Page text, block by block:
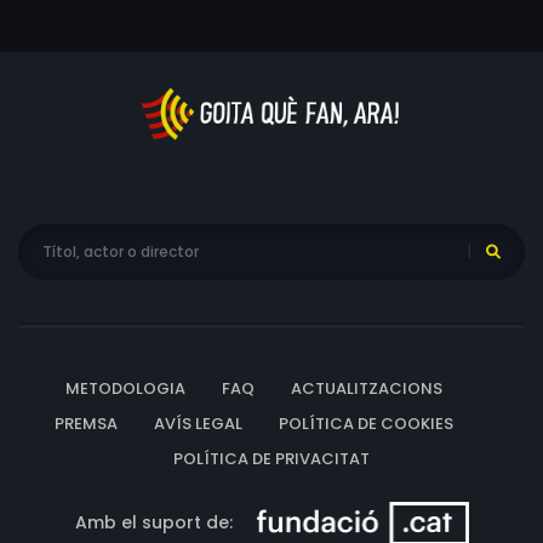
METODOLOGIA FAQ
ACTUALITZACIONS
PREMSA
AVÍS LEGAL
POLÍTICA DE COOKIES
POLÍTICA DE PRIVACITAT
Amb el suport de: